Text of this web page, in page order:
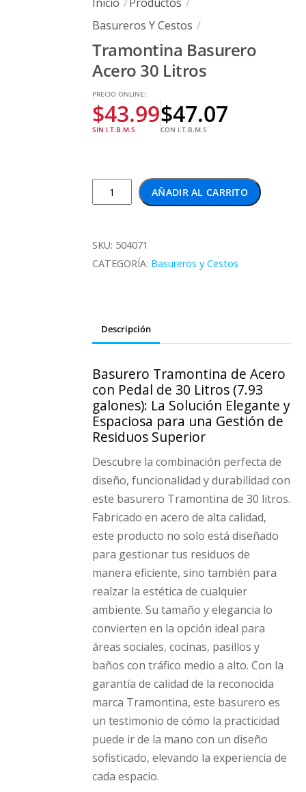
Basureros Y Cestos
Tramontina Basurero
Acero 30 Litros
PRECIO ONLINE:
$43.99
SIN I.T.B.M.S
$47.07
CON I.T.B.M.S
Tramontina
Basurero
30
Litros
AÑADIR AL CARRITO
SKU: 504071
CATEGORÍA: Basureros y Cestos
Descripción
Basurero Tramontina de Acero
con Pedal de 30 Litros (7.93
galones): La Solución Elegante y
Espaciosa para una Gestión de
Residuos Superior
Descubre la combinación perfecta de
diseño, funcionalidad y durabilidad con
este basurero Tramontina de 30 litros.
Fabricado en acero de alta calidad,
este producto no solo está diseñado
para gestionar tus residuos de
manera eficiente, sino también para
realzar la estética de cualquier
ambiente. Su tamaño y elegancia lo
convierten en la opción ideal para
áreas sociales, cocinas, pasillos y
baños con tráfico medio a alto. Con la
garantía de calidad de la reconocida
marca Tramontina, este basurero es
un testimonio de cómo la practicidad
puede ir de la mano con un diseño
sofisticado, elevando la experiencia de
cada espacio.